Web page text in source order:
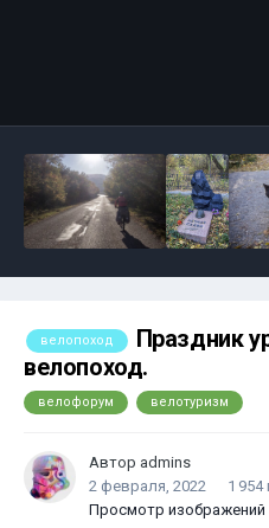
велопоход
Праздник
велопоход.
велофорум велотуризм
Автор admins
2 февраля, 2022
1
Просмотр изображений